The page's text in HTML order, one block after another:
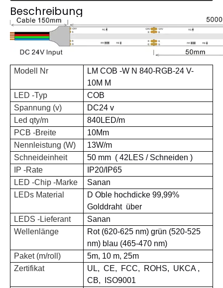
Beschreibung
Modell Nr LM COB -W N 840-RGB-24 V-
10M M
LED -Typ
COB
Spannung (v)
DC24 v
Led qty/m
840LED/m
PCB -Breite
10Mm
Nennleistung (W)
13W/m
Schneideinheit
50 mm ( 42LES / Schneiden )
IP -Rate
IP20/IP65
LED -Chip -Marke
Sanan
LEDs Material
D Oble hochdicke 99,99%
Golddraht über
LEDS -Lieferant
Sanan
Wellenlänge
Rot (620-625 nm) grün (520-525
nm) blau (465-470 nm)
Paket (m/roll)
5m, 10 m, 25m
Zertifikat
UL, CE, FCC, ROHS, UKCA ,
CB,
ISO9001